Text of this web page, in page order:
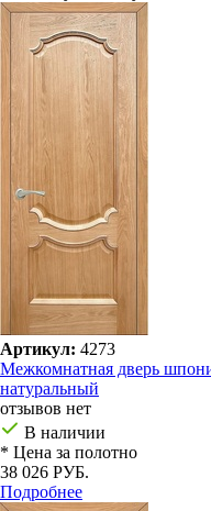
Артикул: 4273
Межкомнатная дверь
натуральный
отзывов нет
В наличии
* Цена за полотно
38 026 РУБ.
Подробнее